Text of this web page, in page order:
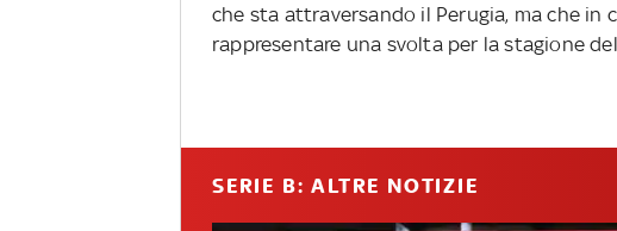
che sta attraversando il Perugia, ma che
rappresentare una svolta per la stagione del
SERIE B: ALTRE NOTIZIE